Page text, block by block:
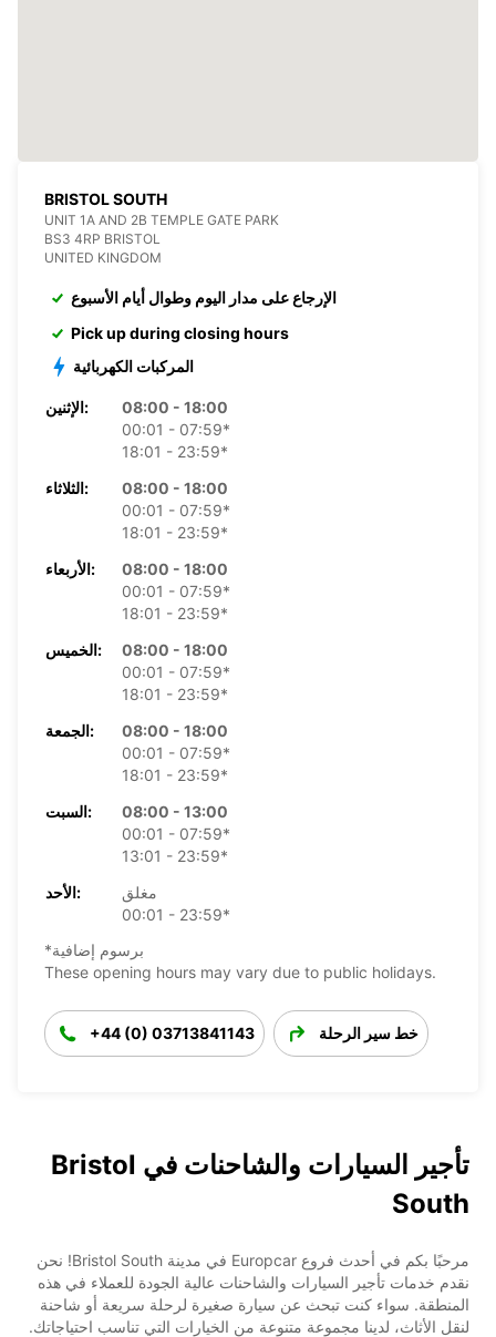
BRISTOL SOUTH
UNIT 1A AND 2B TEMPLE GATE PARK
BS3 4RP BRISTOL
UNITED KINGDOM
الإرجاع على مدار اليوم وطوال أيام الأسبوع
Pick up during closing hours
المركبات الكهربائية
الإثنين:
08:00 - 18:00
00:01 - 07:59*
18:01 - 23:59*
الثلاثاء:
08:00 - 18:00
00:01 - 07:59*
18:01 - 23:59*
الأربعاء:
08:00 - 18:00
00:01 - 07:59*
18:01 - 23:59*
الخميس:
08:00 - 18:00
00:01 - 07:59*
18:01 - 23:59*
الجمعة:
08:00 - 18:00
00:01 - 07:59*
18:01 - 23:59*
السبت:
08:00 - 13:00
00:01 - 07:59*
13:01 - 23:59*
الأحد:
مغلق
00:01 - 23:59*
*برسوم إضافية
These opening hours may vary due to public holidays.
+44 (0) 03713841143 خط سير الرحلة
تأجير السيارات والشاحنات في Bristol
South
مرحبًا بكم في أحدث فروع Europcar في مدينة Bristol South! نحن
نقدم خدمات تأجير السيارات والشاحنات عالية الجودة للعملاء في هذه
المنطقة. سواء كنت تبحث عن سيارة صغيرة لرحلة سريعة أو شاحنة
لنقل الأثاث، لدينا مجموعة متنوعة من الخيارات التي تناسب احتياجاتك.